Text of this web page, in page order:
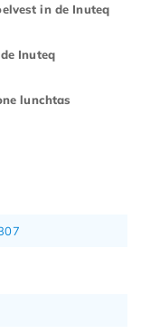
in de Inuteq
Inuteq
lunchtas